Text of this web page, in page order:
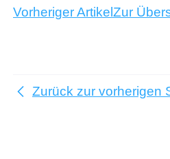
Vorheriger ArtikelZur
Zurück zur vorherigen